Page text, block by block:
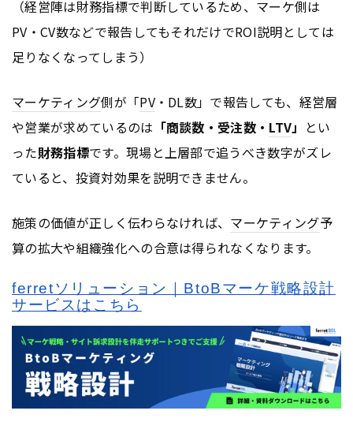
（経営陣は財務指標で判断しているため、マーケ側は
PV ・ CV数などで報告してもそれだけでROI説明としては
足りなくなってしまう）
マーケティング側が「PV・DL数」で報告しても、経営層
や営業が求めているのは 「商談数・受注数・ LTV」 とい
った財務指標です。現場と上層部で追うべき数字がズレ
ていると、投資対効果を説明できません。
施策の価値が正しく伝わらなければ、 マーケティング予
算の拡大や組織強化への合意は得られなくなります。
ferretソリューション｜BtoBマーケ戦略設計
サービスはこちら